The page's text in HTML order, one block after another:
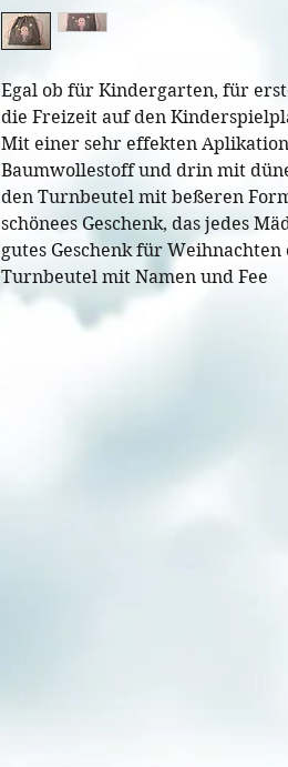
Egal ob für Kindergarten, für
die Freizeit auf den
Mit einer sehr effekten
Baumwollestoff und drin mit
den Turnbeutel mit beßeren
schönees Geschenk, das jedes
gutes Geschenk für
Turnbeutel mit Namen und Fee